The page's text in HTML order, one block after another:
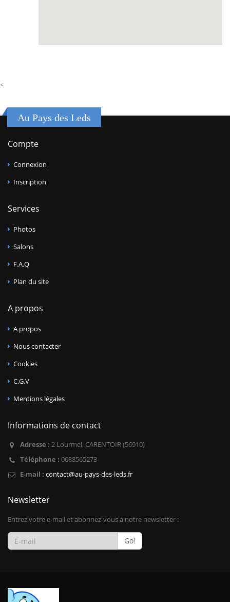
<
Au Pays des Leds
Compte
Connexion
Inscription
Services
Photos
Salons
F.A.Q
Plan du site
A propos
A propos
Nous contacter
Cookies
C.G.V
Mentions légales
Informations de contact
Adresse : 2 Lourmel, CARENTOIR (56910)
Téléphone : 0688565273
E-mail : contact@au-pays-des-leds.fr
Newsletter
Entrez votre e-mail et abonnez-vous à notre newsletter :
Go!